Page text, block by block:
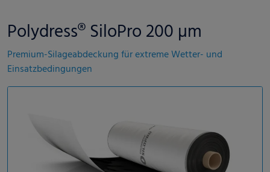
Polydress® SiloPro 200 µm
Premium-Silageabdeckung für extreme Wetter- und
Einsatzbedingungen